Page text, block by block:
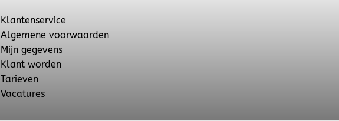
Klantenservice
Algemene voorwaarden
Mijn gegevens
Klant worden
Tarieven
Vacatures